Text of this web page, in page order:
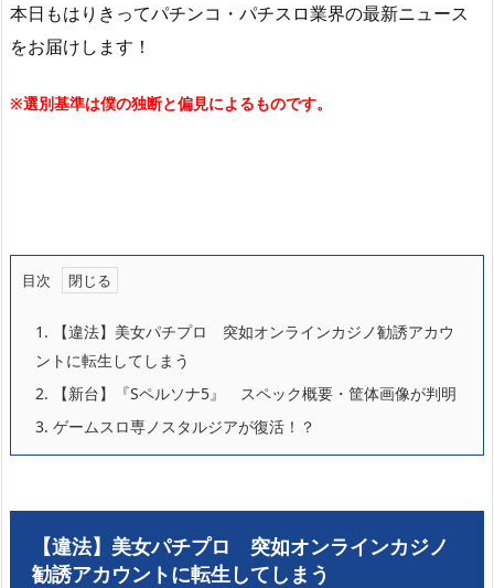
本日もはりきってパチンコ・パチスロ業界の最新ニュース
をお届けします！
※選別基準は僕の独断と偏見によるものです。
目次
1. 【違法】美女パチプロ 突如オンラインカジノ勧誘アカウ
ントに転生してしまう
2. 【新台】『Sペルソナ5』 スペック概要・筐体画像が判明
3. ゲームスロ専ノスタルジアが復活！？
【違法】美女パチプロ 突如オンラインカジノ
勧誘アカウントに転生してしまう